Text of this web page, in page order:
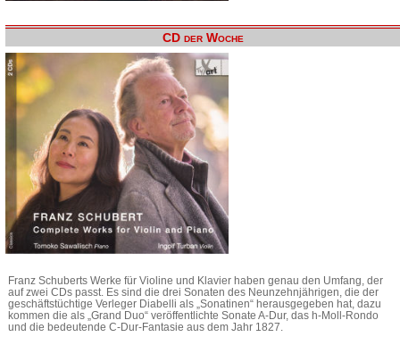
CD der Woche
Franz Schuberts Werke für Violine und Klavier haben genau den Umfang, der
auf zwei CDs passt. Es sind die drei Sonaten des Neunzehnjährigen, die der
geschäftstüchtige Verleger Diabelli als „Sonatinen“ herausgegeben hat, dazu
kommen die als „Grand Duo“ veröffentlichte Sonate A-Dur, das h-Moll-Rondo
und die bedeutende C-Dur-Fantasie aus dem Jahr 1827.